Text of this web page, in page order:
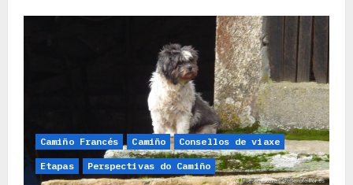
Compostela
Camiño Francés Camiño Consellos de viaxe
Etapas Perspectivas do Camiño